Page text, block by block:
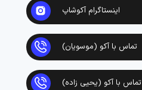
اینستاگرام آکوشاپ
تماس با آکو (موسویان)
تماس با آکو (یحیی زاده)